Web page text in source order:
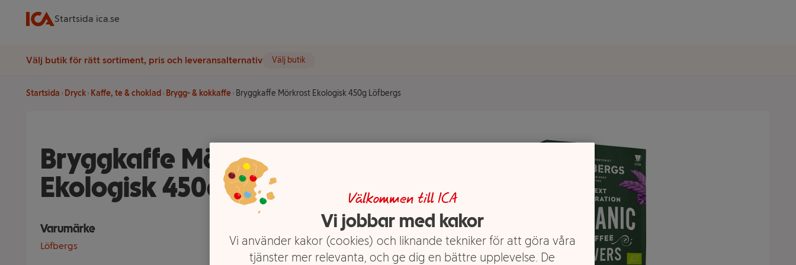
Startsida ica.se
Välj butik för rätt sortiment, pris och leveransalternativ Välj butik
Startsida Dryck Kaffe, te & choklad Brygg- & kokkaffe Bryggkaffe Mörkrost Ekologisk 450g Löfbergs
Bryggkaffe Mörkrost
Ekologisk 450g Löfbergs
Varumärke
Löfbergs
Välkommen till ICA
Vi jobbar med kakor
Vi använder kakor (cookies) och liknande tekniker för att göra våra
tjänster mer relevanta, och ge dig en bättre upplevelse. De